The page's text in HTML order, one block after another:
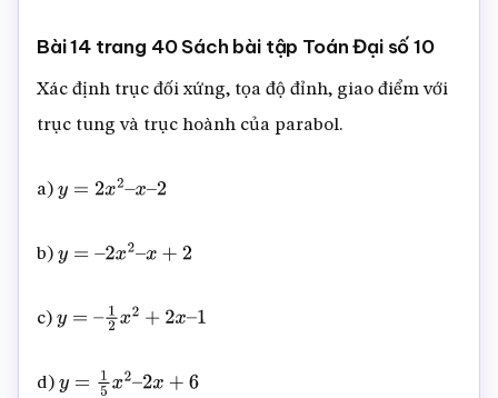
Bài 14 trang 40 Sách bài tập Toán Đại số 10
Xác định trục đối xứng, tọa độ đỉnh, giao điểm với
trục tung và trục hoành của parabol.
a) y =2 x2– –2
b) y =– x2– +2
c) y =– x 2+ x –1
d) y =1 x 2– x+6